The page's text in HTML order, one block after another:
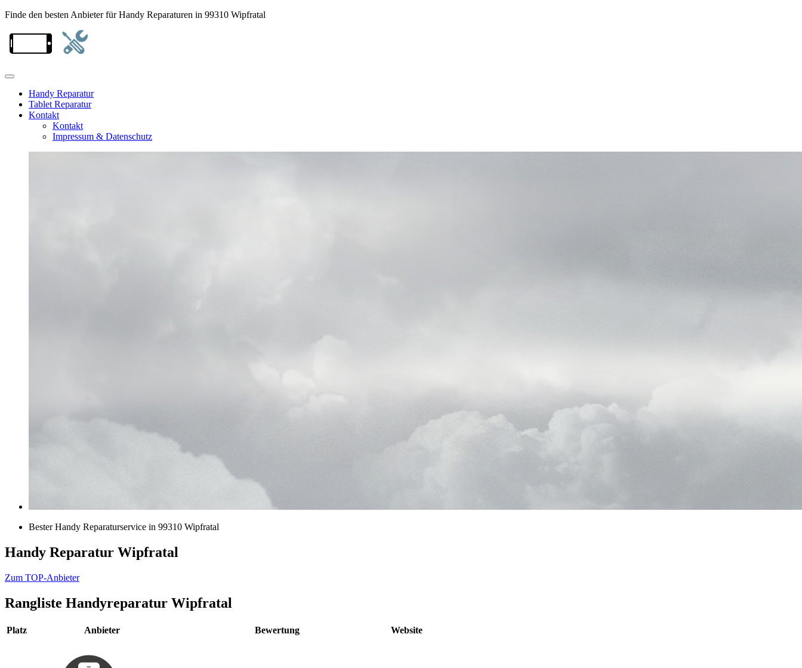
Finde den besten Anbieter für Handy Reparaturen in 99310 Wipfratal
Handy Reparatur
Tablet Reparatur
Kontakt
Kontakt
Impressum & Datenschutz
Bester Handy Reparaturservice in 99310 Wipfratal
Handy Reparatur Wipfratal
Zum TOP-Anbieter
Rangliste Handyreparatur Wipfratal
Platz Anbieter Bewertung Website